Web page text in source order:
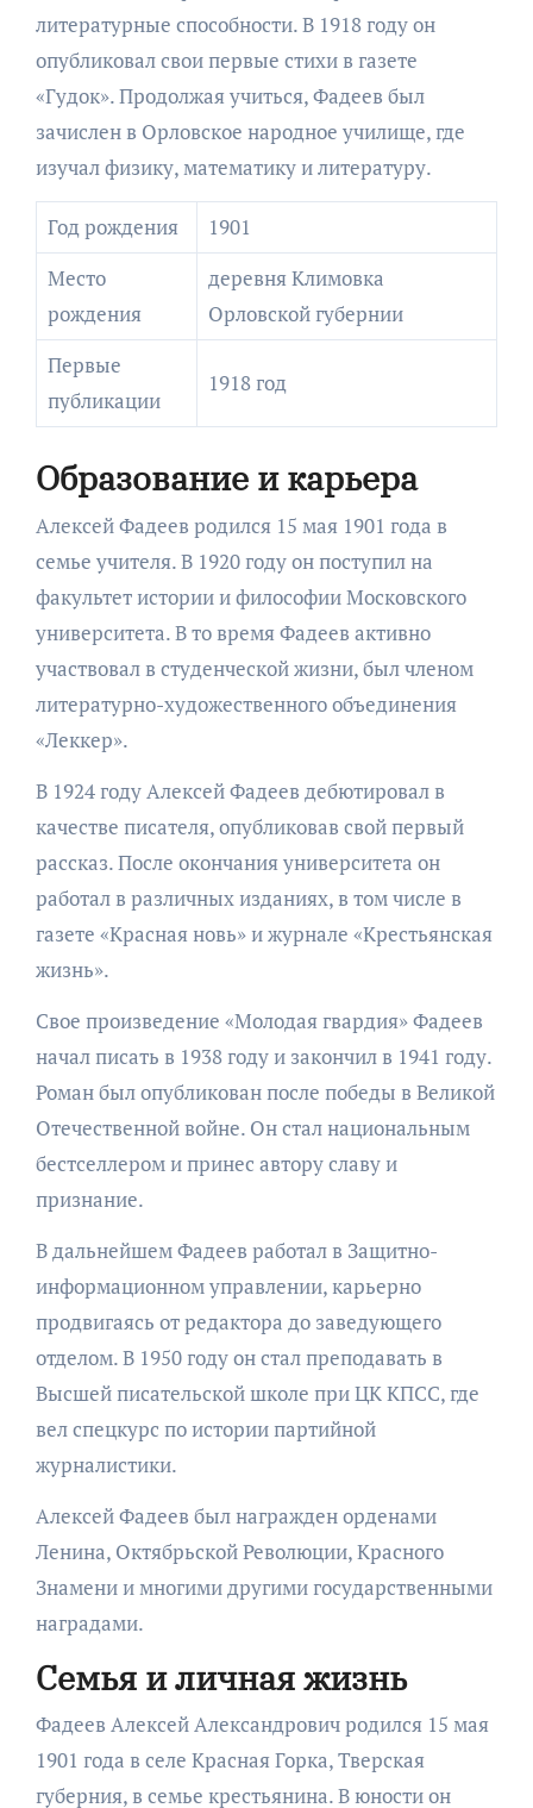
литературные способности. В 1918 году он
опубликовал свои первые стихи в газете
«Гудок». Продолжая учиться, Фадеев был
зачислен в Орловское народное училище, где
изучал физику, математику и литературу.
Год рождения
1901
Место
рождения
деревня Климовка
Орловской губернии
Первые
публикации
1918 год
Образование и карьера
Алексей Фадеев родился 15 мая 1901 года в
семье учителя. В 1920 году он поступил на
факультет истории и философии Московского
университета. В то время Фадеев активно
участвовал в студенческой жизни, был членом
литературно-художественного объединения
«Леккер».
В 1924 году Алексей Фадеев дебютировал в
качестве писателя, опубликовав свой первый
рассказ. После окончания университета он
работал в различных изданиях, в том числе в
газете «Красная новь» и журнале «Крестьянская
жизнь».
Свое произведение «Молодая гвардия» Фадеев
начал писать в 1938 году и закончил в 1941 году.
Роман был опубликован после победы в Великой
Отечественной войне. Он стал национальным
бестселлером и принес автору славу и
признание.
В дальнейшем Фадеев работал в Защитно-
информационном управлении, карьерно
продвигаясь от редактора до заведующего
отделом. В 1950 году он стал преподавать в
Высшей писательской школе при ЦК КПСС, где
вел спецкурс по истории партийной
журналистики.
Алексей Фадеев был награжден орденами
Ленина, Октябрьской Революции, Красного
Знамени и многими другими государственными
наградами.
Семья и личная жизнь
Фадеев Алексей Александрович родился 15 мая
1901 года в селе Красная Горка, Тверская
губерния, в семье крестьянина. В юности он